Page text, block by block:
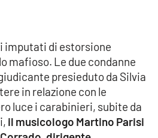
imputati di estorsione
mafioso. Le due condanne
presieduto da Silvia
in relazione con le
luce i carabinieri, subite da
il musicologo Martino Parisi